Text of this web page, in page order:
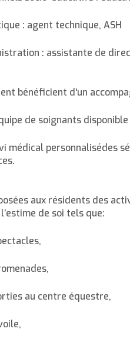
: agent technique, ASH
: assistante de
bénéficient d'un
de soignants
médical personnalisédes
aux résidents des
de soi tels que:
au centre équestre,